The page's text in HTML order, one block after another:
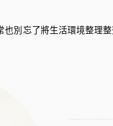
別忘了將生活環境整理